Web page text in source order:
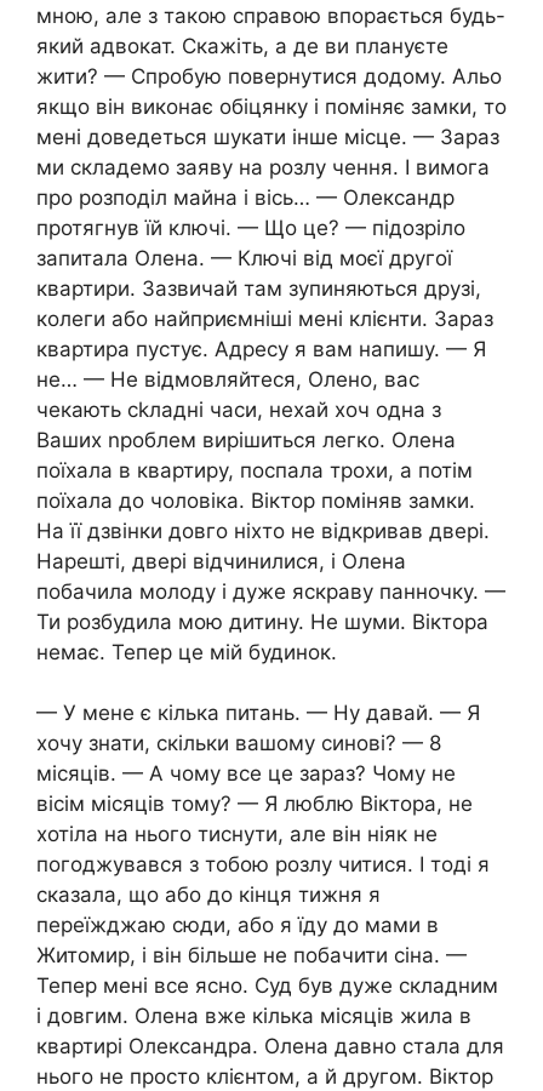
мною, але з такою справою впорається будь-
який адвокат. Скажіть, а де ви плануєте
жити? — Спробую повернутися додому. Альо
якщо він виконає обіцянку і поміняє замки, то
мені доведеться шукати інше місце. — Зараз
ми складемо заяву на розлу чення. І вимога
про розподіл майна і вісь… — Олександр
протягнув їй ключі. — Що це? — підозріло
запитала Олена. — Ключі від моєї другої
квартири. Зазвичай там зупиняються друзі,
колеги або найприємніші мені клієнти. Зараз
квартира пустує. Адресу я вам напишу. — Я
не… — Не відмовляйтеся, Олено, вас
чекають сkладні часи, нехай хоч одна з
Ваших nроблем вирішиться легко. Олена
поїхала в квартиру, поспала трохи, а потім
поїхала до чоловіка. Віктор поміняв замки.
На її дзвінки довго ніхто не відкривав двері.
Нарешті, двері відчинилися, і Олена
побачила молоду і дуже яскраву панночку. —
Ти розбудила мою дитину. Не шуми. Віктора
немає. Тепер це мій будинок.
— У мене є кілька питань. — Ну давай. — Я
хочу знати, скільки вашому синові? — 8
місяців. — А чому все це зараз? Чому не
вісім місяців тому? — Я люблю Віктора, не
хотіла на нього тиснути, але він ніяк не
погоджувався з тобою розлу читися. І тоді я
сказала, що або до кінця тижня я
переїжджаю сюди, або я їду до мами в
Житомир, і він більше не побачити сіна. —
Тепер мені все ясно. Суд був дуже складним
і довгим. Олена вже кілька місяців жила в
квартирі Олександра. Олена давно стала для
нього не просто клієнтом, а й другом. Віктор